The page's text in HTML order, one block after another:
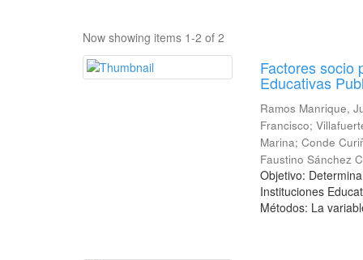
Now showing items 1-2 of 2
Factores socio
Educativas
Ramos Manrique,
Francisco;
Marina;Conde
Faustino Sánchez
Objetivo:
Instituciones
Métodos: La